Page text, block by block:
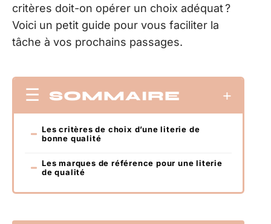
critères doit-on opérer un choix adéquat ?
Voici un petit guide pour vous faciliter la
tâche à vos prochains passages.
SOMMAIRE
Les critères de choix d’une literie de
bonne qualité
Les marques de référence pour une literie
de qualité